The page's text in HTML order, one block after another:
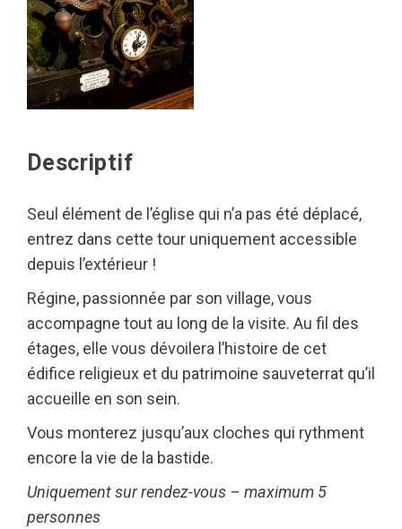
Descriptif
Seul élément de l’église qui n’a pas été déplacé,
entrez dans cette tour uniquement accessible
depuis l’extérieur !
Régine, passionnée par son village, vous
accompagne tout au long de la visite. Au fil des
étages, elle vous dévoilera l’histoire de cet
édifice religieux et du patrimoine sauveterrat qu’il
accueille en son sein.
Vous monterez jusqu’aux cloches qui rythment
encore la vie de la bastide.
Uniquement sur rendez-vous – maximum 5
personnes